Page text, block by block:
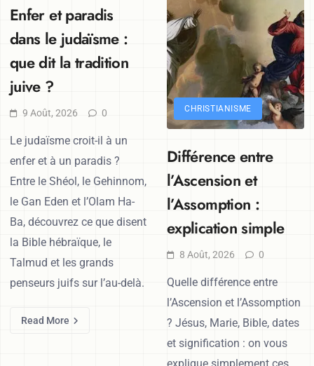
Enfer et paradis
dans le judaïsme :
que dit la tradition
juive ?
9 Août, 2026 0
Le judaïsme croit-il à un
enfer et à un paradis ?
Entre le Shéol, le Gehinnom,
le Gan Eden et l’Olam Ha-
Ba, découvrez ce que disent
la Bible hébraïque, le
Talmud et les grands
penseurs juifs sur l’au-delà.
Read More
CHRISTIANISME
Différence entre
l’Ascension et
l’Assomption :
explication simple
8 Août, 2026 0
Quelle différence entre
l’Ascension et l’Assomption
? Jésus, Marie, Bible, dates
et signification : on vous